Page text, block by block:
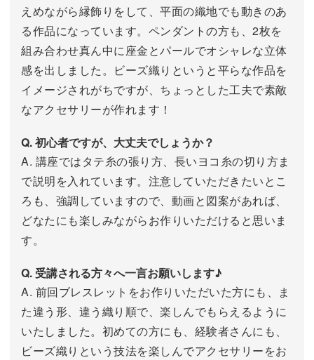
えめながら縁飾りをして、平面の織地でも動きのあ
る作品になっています。ペンダントの方も、2枚を
組み合わせ真ん中に座金とパールでオシャレな立体
感を出しました。ビーズ織りというと平らな作品を
イメージされがちですが、ちょっとした工夫で素敵
なアクセサリーが作れます！
Q. 初心者ですが、大丈夫でしょうか？
A. 講座ではタテ糸の張り方、長いヨコ糸の切り方ま
で説明を入れています。注意していただきたいとこ
ろも、強調していますので、動画と図案があれば、
どなたにも楽しみながらお作りいただけると思いま
す。
Q. 受講される方々へ一言お願いします♪
A. 前回ブレスレットをお作りいただいた方にも、ま
た違う形、違う織り順で、楽しんでもらえるように
いたしました。初めての方にも、経験者さんにも、
ビーズ織りという技法を楽しんでアクセサリーをお